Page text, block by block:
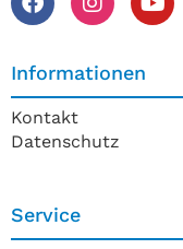
Informationen
Kontakt
Datenschutz
Service